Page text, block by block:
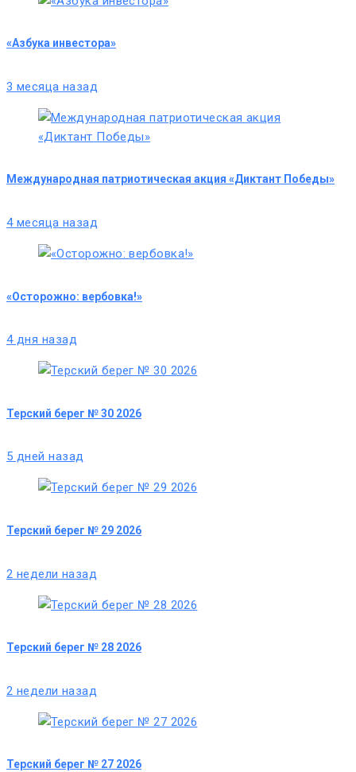
«Азбука инвестора»
3 месяца назад
Международная патриотическая акция «Диктант Победы»
4 месяца назад
«Осторожно: вербовка!»
4 дня назад
Терский берег № 30 2026
5 дней назад
Терский берег № 29 2026
2 недели назад
Терский берег № 28 2026
2 недели назад
Терский берег № 27 2026